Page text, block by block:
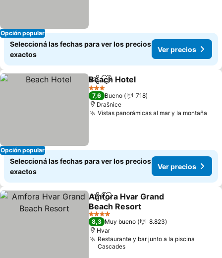
Opción popular
Seleccioná las fechas para ver los precios
exactos
Ver precios
Opción popular
CompartirAñadir a favoritos
Beach Hotel
3 Estrellas
7,6 Bueno
718
Drašnice
Vistas panorámicas al mar y la montaña
Seleccioná las fechas para ver los precios
exactos
Ver precios
CompartirAñadir a favoritos
Amfora Hvar Grand
Beach Resort
4 Estrellas
8,3 Muy bueno
8.823
Hvar
Restaurante y bar junto a la piscina
Cascades